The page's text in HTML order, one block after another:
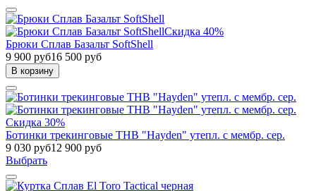
Скидка 40%
Брюки Сплав Базальт SoftShell
9 900 руб16 500 руб
В корзину
Скидка 30%
Ботинки трекинговые THB "Hayden" утепл. с мембр. сер.
9 030 руб12 900 руб
Выбрать